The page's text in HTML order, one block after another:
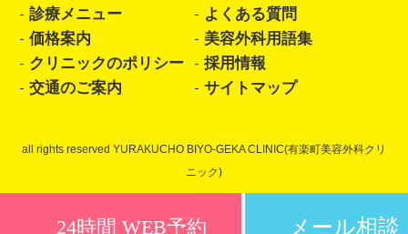
診療メニュー
よくある質問
価格案内
美容外科用語集
クリニックのポリシー
採用情報
交通のご案内
サイトマップ
all rights reserved YURAKUCHO BIYO-GEKA CLINIC(有楽町美容外科クリ
ニック)